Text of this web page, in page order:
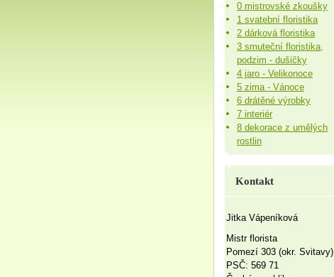
0 mistrovské zkoušky
1 svatební floristika
2 dárková floristika
3 smuteční floristika,
podzim - dušičky
4 jaro - Velikonoce
5 zima - Vánoce
6 drátěné výrobky
7 interiér
8 dekorace z umělých
rostlin
Kontakt
Jitka Vápeníková
Mistr florista
Pomezí 303 (okr. Svitavy)
PSČ: 569 71